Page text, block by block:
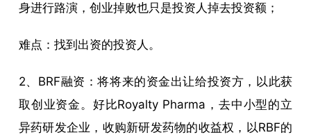
身进行路演，创业掉败也只是投资人掉去投资额；
难点：找到出资的投资人。
2、BRF融资：将将来的资金出让给投资方，以此获
取创业资金。好比Royalty Pharma，去中小型的立
异药研发企业，收购新研发药物的收益权，以RBF的